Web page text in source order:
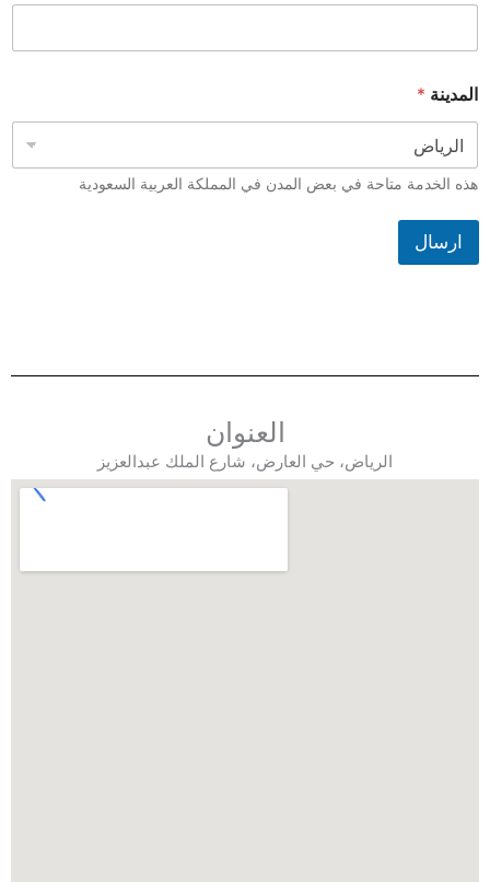
المدينة *
هذه الخدمة متاحة في بعض المدن في المملكة العربية السعودية
ارسال
العنوان
الرياض، حي العارض، شارع الملك عبدالعزيز